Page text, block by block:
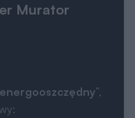
Murator
”,